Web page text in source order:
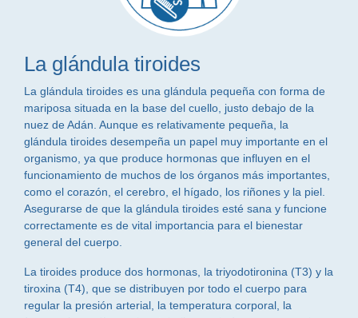
La glándula tiroides
La glándula tiroides es una glándula pequeña con forma de
mariposa situada en la base del cuello, justo debajo de la
nuez de Adán. Aunque es relativamente pequeña, la
glándula tiroides desempeña un papel muy importante en el
organismo, ya que produce hormonas que influyen en el
funcionamiento de muchos de los órganos más importantes,
como el corazón, el cerebro, el hígado, los riñones y la piel.
Asegurarse de que la glándula tiroides esté sana y funcione
correctamente es de vital importancia para el bienestar
general del cuerpo.
La tiroides produce dos hormonas, la triyodotironina (T3) y la
tiroxina (T4), que se distribuyen por todo el cuerpo para
regular la presión arterial, la temperatura corporal, la